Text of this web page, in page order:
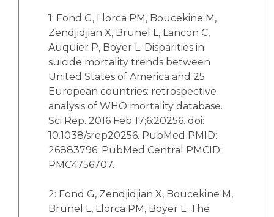
1: Fond G, Llorca PM, Boucekine M,
Zendjidjian X, Brunel L, Lancon C,
Auquier P, Boyer L. Disparities in
suicide mortality trends between
United States of America and 25
European countries: retrospective
analysis of WHO mortality database.
Sci Rep. 2016 Feb 17;6:20256. doi:
10.1038/srep20256. PubMed PMID:
26883796; PubMed Central PMCID:
PMC4756707.
2: Fond G, Zendjidjian X, Boucekine M,
Brunel L, Llorca PM, Boyer L. The